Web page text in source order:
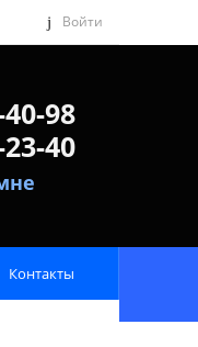
Войти
98
40
Контакты